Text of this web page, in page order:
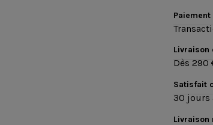
Livraison
Dès 290
Satisfait
30 jours
Livraison